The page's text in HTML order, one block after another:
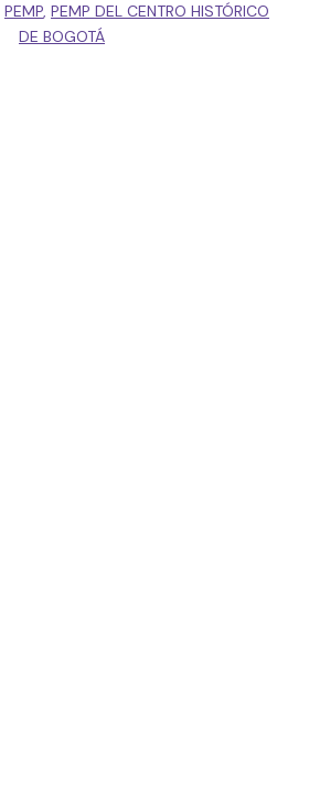
PEMP, PEMP DEL CENTRO HISTÓRICO
DE BOGOTÁ